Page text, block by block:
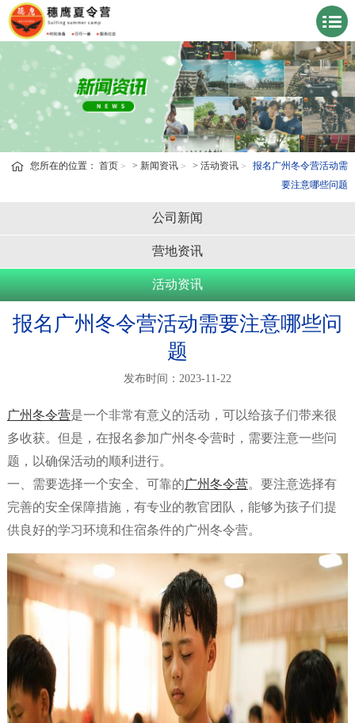
您所在的位置：首页 >新闻资讯 >活动资讯
报名广州冬令营活动需
要注意哪些问题
公司新闻
营地资讯
活动资讯
报名广州冬令营活动需要注意哪些问
题
发布时间：2023-11-22
广州冬令营是一个非常有意义的活动，可以给孩子们带来很
多收获。但是，在报名参加广州冬令营时，需要注意一些问
题，以确保活动的顺利进行。
一、需要选择一个安全、可靠的广州冬令营。要注意选择有
完善的安全保障措施，有专业的教官团队，能够为孩子们提
供良好的学习环境和住宿条件的广州冬令营。